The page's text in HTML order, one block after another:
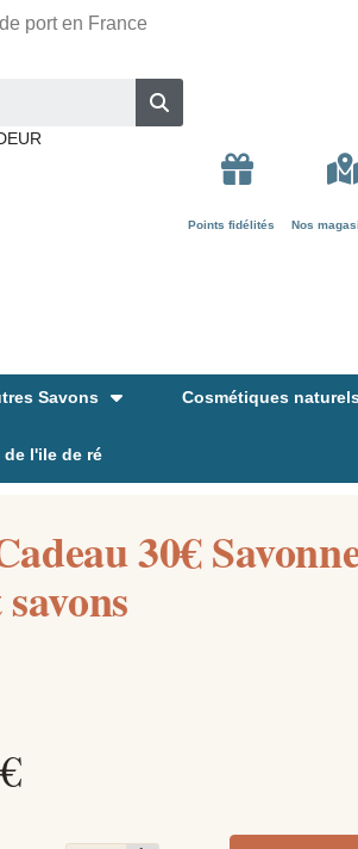
port en France
Points fidélités Nos
Savons Cosmétiques
l'ile de ré
30€